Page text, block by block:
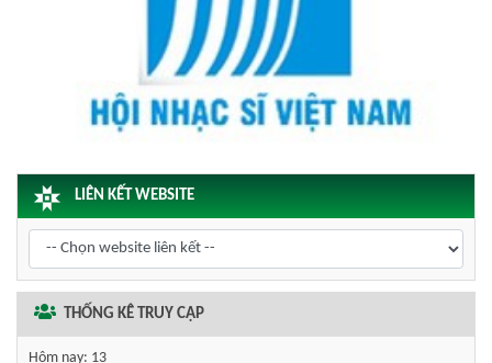
LIÊN KẾT WEBSITE
THỐNG KÊ TRUY CẬP
Hôm nay: 13